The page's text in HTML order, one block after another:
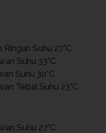
Suhu 27°C
Suhu 33°C
Suhu 30°C
Tebal Suhu 23°C
Suhu 27°C